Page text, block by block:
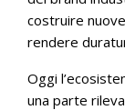
costruire
rendere
Oggi
una parte